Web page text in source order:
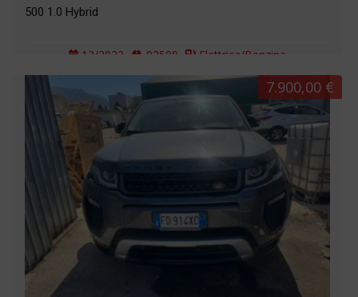
500 1.0 Hybrid
12/2022 92500 Elettrica/Benzina
7.900,00 €